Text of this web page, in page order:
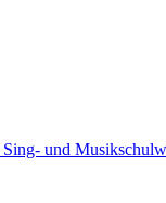
und